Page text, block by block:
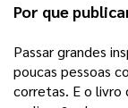
Por que
Passar grandes
poucas pessoas
corretas. E o livro